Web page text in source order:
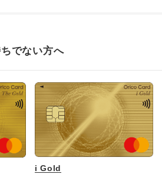
でない方へ
i Gold